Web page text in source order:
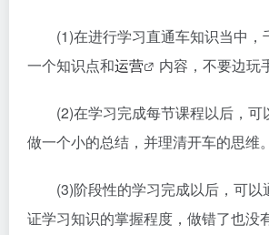
(1)在进行学习直通车知识当中，
一个知识点和运营 内容，不要边玩
(2)在学习完成每节课程以后，可
做一个小的总结，并理清开车的思维。
(3)阶段性的学习完成以后，可以
证学习知识的掌握程度，做错了也没